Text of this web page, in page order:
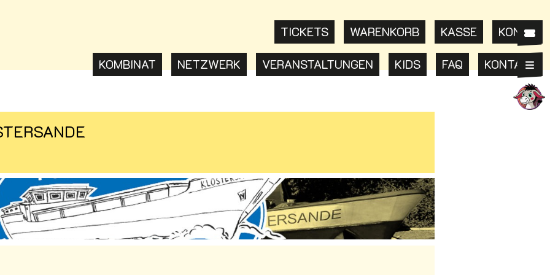
TICKETS WARENKORB KASSE KONTO
KOMBINAT NETZWERK VERANSTALTUNGEN KIDS FAQ KONTAKT